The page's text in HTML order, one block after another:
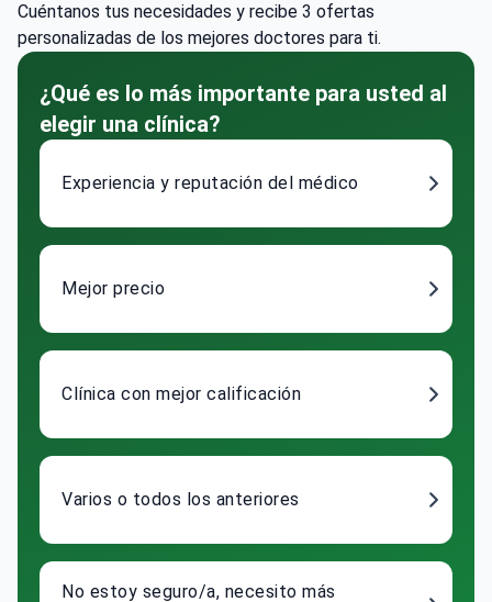
Cuéntanos tus necesidades y recibe 3 ofertas
personalizadas de los mejores doctores para ti.
¿Qué es lo más importante para usted al
elegir una clínica?
Experiencia y reputación del médico
Mejor precio
Clínica con mejor calificación
Varios o todos los anteriores
No estoy seguro/a, necesito más